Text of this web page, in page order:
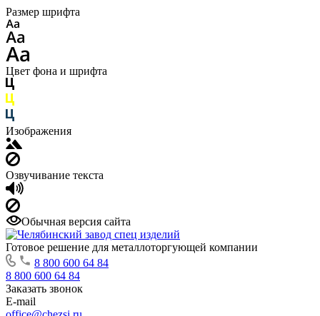
Размер шрифта
Цвет фона и шрифта
Изображения
Озвучивание текста
Обычная версия сайта
Готовое решение для металлоторгующей компании
8 800 600 64 84
8 800 600 64 84
Заказать звонок
E-mail